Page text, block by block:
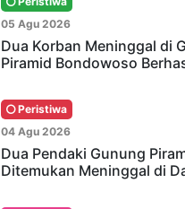
05 Agu 2026
Dua Korban Meninggal di
Piramid Bondowoso
Peristiwa
04 Agu 2026
Dua Pendaki Gunung
Ditemukan Meninggal di